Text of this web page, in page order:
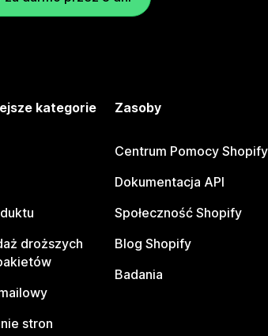
kategorie
droższych
stron
Zasoby
Centrum Pomocy Shopify
Dokumentacja API
Społeczność Shopify
Blog Shopify
Badania